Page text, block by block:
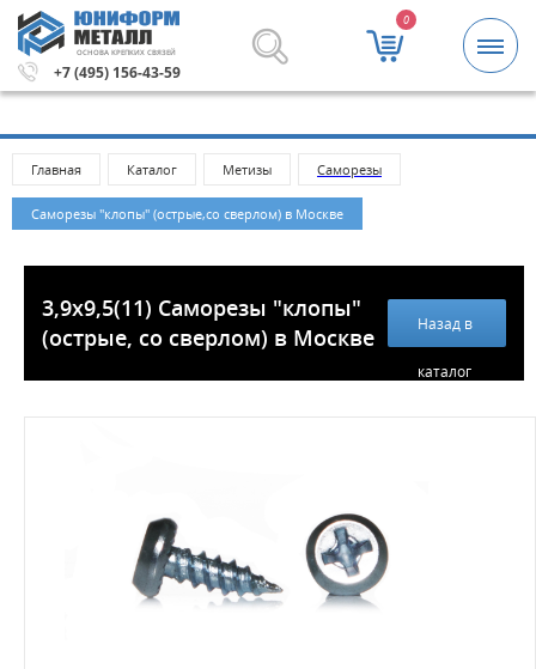
ОСНОВА КРЕПКИХ СВЯЗЕЙ
+7 (495) 156-43-59
0
Метизы и крепежные изделия оптом. Минимальная
Главная Каталог Метизы Саморезы
Саморезы "клопы" (острые,со сверлом) в Москве
3,9х9,5(11) Саморезы "клопы"
(острые, со сверлом) в Москве
Назад в
каталог